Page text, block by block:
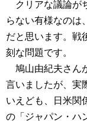
クリアな議論が
らない有様なのは
だと思います。戦
刻な問題です。
鳩山由紀夫さん
言いましたが、実
いえども、日米関
の「ジャパン・ハ